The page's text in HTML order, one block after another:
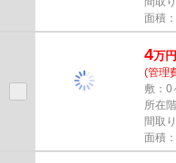
面積
4万円
(管理
敷：0
所在
間取
面積